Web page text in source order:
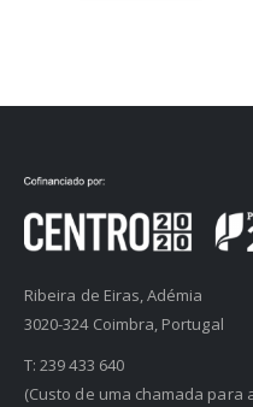
Ribeira de Eiras, Adémia
3020-324 Coimbra, Portugal
T:239 433 640
(Custo de uma chamada para